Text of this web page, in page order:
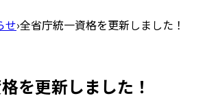
せ›全省庁統一資格を更新しました！
を更新しました！